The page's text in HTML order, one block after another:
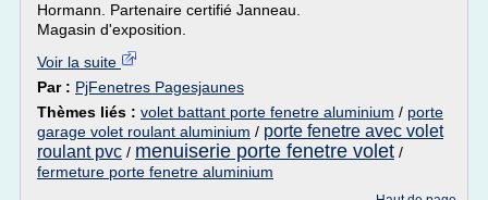
Hormann. Partenaire certifié Janneau.
Magasin d'exposition.
Voir la suite
Par : PjFenetres Pagesjaunes
Thèmes liés : volet battant porte fenetre aluminium / porte
garage volet roulant aluminium / porte fenetre avec volet
roulant pvc / menuiserie porte fenetre volet /
fermeture porte fenetre aluminium